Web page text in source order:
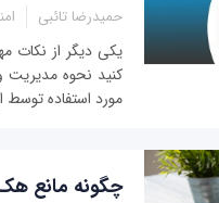
حمیدرضا تائبی
یکی دیگر از نکات
کنید نحوه
مورد استفاده توسط
چگونه مانع